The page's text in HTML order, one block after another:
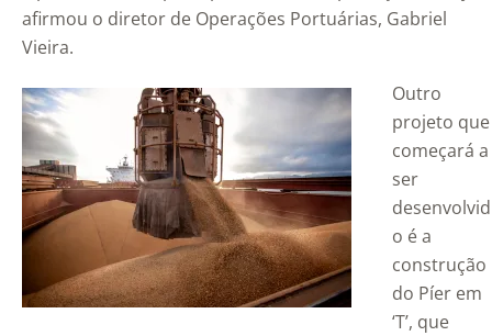
afirmou o diretor de Operações Portuárias, Gabriel
Vieira.
Outro
projeto que
começará a
ser
desenvolvid
o é a
construção
do Píer em
‘T’, que